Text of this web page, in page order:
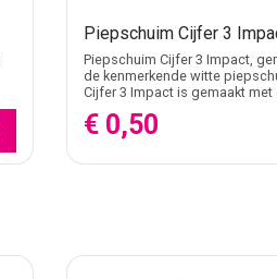
Piepschuim Cijfer 3
Piepschuim Cijfer 3 Impact,
de kenmerkende witte
Cijfer 3 Impact is gemaakt met
€ 0,50